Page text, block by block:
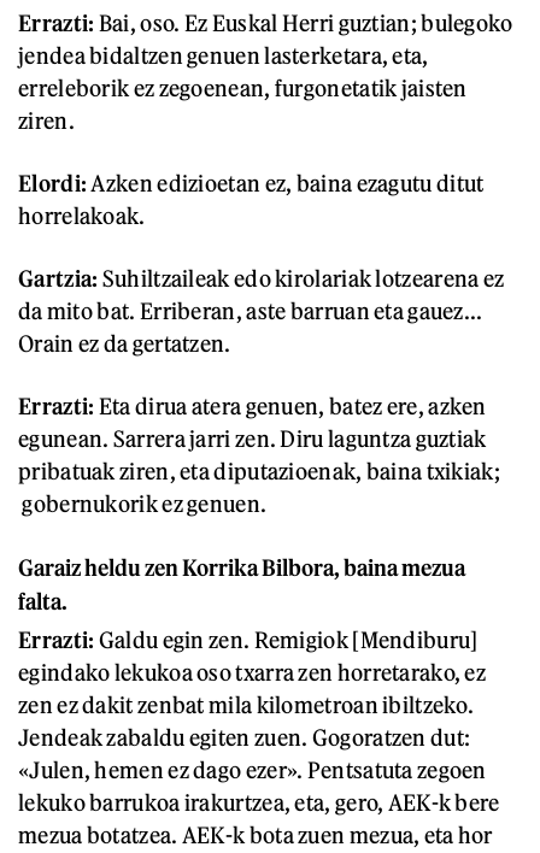
Errazti: Bai, oso. Ez Euskal Herri guztian; bulegoko
jendea bidaltzen genuen lasterketara, eta,
erreleborik ez zegoenean, furgonetatik jaisten
ziren.
Elordi: Azken edizioetan ez, baina ezagutu ditut
horrelakoak.
Gartzia: Suhiltzaileak edo kirolariak lotzearena ez
da mito bat. Erriberan, aste barruan eta gauez...
Orain ez da gertatzen.
Errazti: Eta dirua atera genuen, batez ere, azken
egunean. Sarrera jarri zen. Diru laguntza guztiak
pribatuak ziren, eta diputazioenak, baina txikiak;
gobernukorik ez genuen.
Garaiz heldu zen Korrika Bilbora, baina mezua
falta.
Errazti: Galdu egin zen. Remigiok [Mendiburu]
egindako lekukoa oso txarra zen horretarako, ez
zen ez dakit zenbat mila kilometroan ibiltzeko.
Jendeak zabaldu egiten zuen. Gogoratzen dut:
«Julen, hemen ez dago ezer». Pentsatuta zegoen
lekuko barrukoa irakurtzea, eta, gero, AEK-k bere
mezua botatzea. AEK-k bota zuen mezua, eta hor